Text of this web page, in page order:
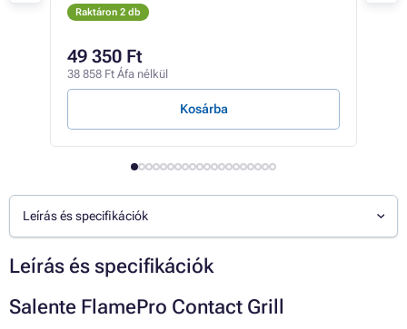
Raktáron 2 db
49 350 Ft
38 858 Ft Áfa nélkül
Kosárba
Leírás és specifikációk
Leírás és specifikációk
Salente FlamePro Contact Grill